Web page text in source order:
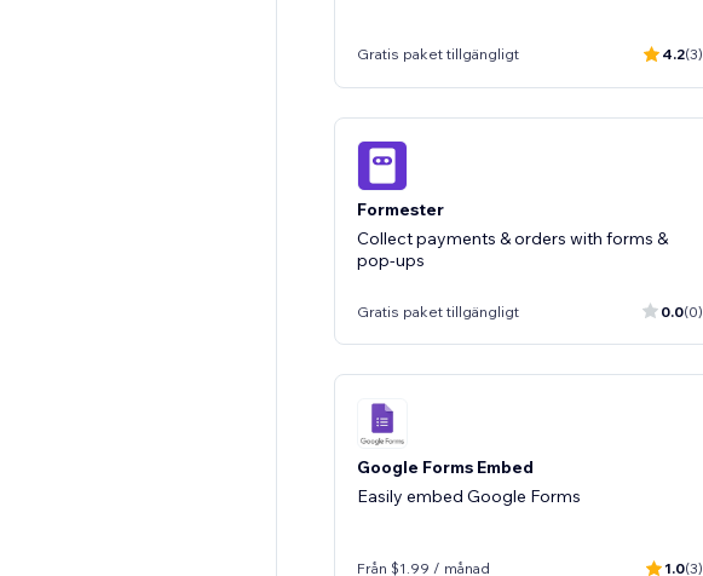
Gratis paket tillgängligt 4.2(3)
Formester
Collect payments & orders with forms &
pop-ups
Gratis paket tillgängligt 0.0(0)
Google Forms Embed
Easily embed Google Forms
Från $1.99 / månad 1.0(3)